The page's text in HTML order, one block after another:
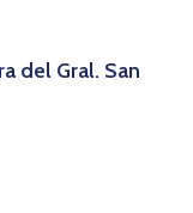
del Gral. San